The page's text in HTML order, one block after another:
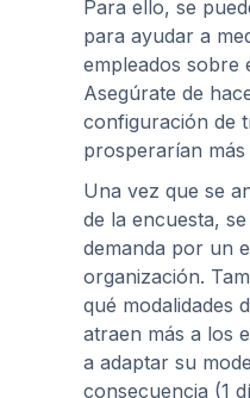
Para ello, se
para ayudar a
empleados sobre
Asegúrate de
configuración de
prosperarían
Una vez que se
de la encuesta,
demanda por un
organización.
qué modalidades
atraen más a los
a adaptar su
consecuencia (1